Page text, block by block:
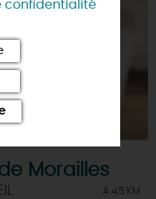
Morailles
À 4.5 KM
confidentialité